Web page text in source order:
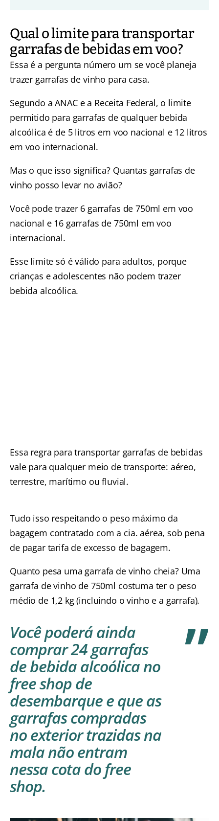
Qual o limite para transportar
garrafas de bebidas em voo?
Essa é a pergunta número um se você planeja
trazer garrafas de vinho para casa.
Segundo a ANAC e a Receita Federal, o limite
permitido para garrafas de qualquer bebida
alcoólica é de 5 litros em voo nacional e 12 litros
em voo internacional.
Mas o que isso significa? Quantas garrafas de
vinho posso levar no avião?
Você pode trazer 6 garrafas de 750ml em voo
nacional e 16 garrafas de 750ml em voo
internacional.
Esse limite só é válido para adultos, porque
crianças e adolescentes não podem trazer
bebida alcoólica.
Essa regra para transportar garrafas de bebidas
vale para qualquer meio de transporte: aéreo,
terrestre, marítimo ou fluvial.
Tudo isso respeitando o peso máximo da
bagagem contratado com a cia. aérea, sob pena
de pagar tarifa de excesso de bagagem.
Quanto pesa uma garrafa de vinho cheia? Uma
garrafa de vinho de 750ml costuma ter o peso
médio de 1,2 kg (incluindo o vinho e a garrafa).
Você poderá ainda
comprar 24 garrafas
de bebida alcoólica no
free shop de
desembarque e que as
garrafas compradas
no exterior trazidas na
mala não entram
nessa cota do free
shop.